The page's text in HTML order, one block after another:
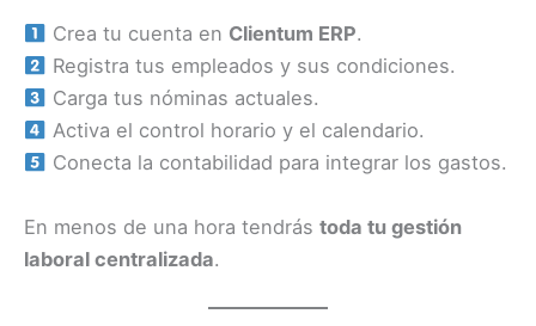
Crea tu cuenta en Clientum ERP.
Registra tus empleados y sus condiciones.
Carga tus nóminas actuales.
Activa el control horario y el calendario.
Conecta la contabilidad para integrar los gastos.
En menos de una hora tendrás toda tu gestión
laboral centralizada.